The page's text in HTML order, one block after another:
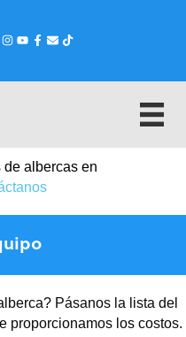
albercas en
Pásanos la lista del
proporcionamos los costos.